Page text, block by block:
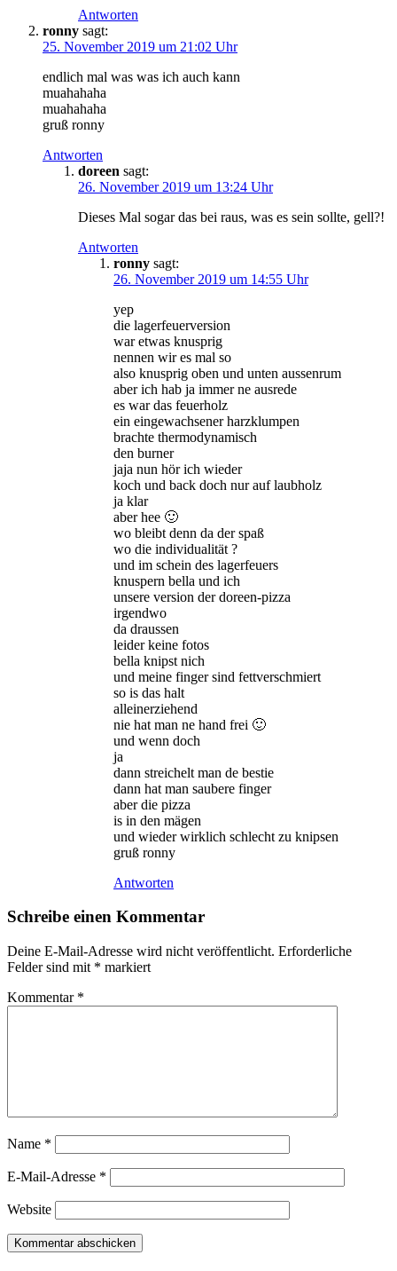
Antworten
ronny sagt:
25. November 2019 um 21:02 Uhr
endlich mal was was ich auch kann
muahahaha
muahahaha
gruß ronny
Antworten
doreen sagt:
26. November 2019 um 13:24 Uhr
Dieses Mal sogar das bei raus, was es sein sollte, gell?!
Antworten
ronny sagt:
26. November 2019 um 14:55 Uhr
yep
die lagerfeuerversion
war etwas knusprig
nennen wir es mal so
also knusprig oben und unten aussenrum
aber ich hab ja immer ne ausrede
es war das feuerholz
ein eingewachsener harzklumpen
brachte thermodynamisch
den burner
jaja nun hör ich wieder
koch und back doch nur auf laubholz
ja klar
aber hee 🙂
wo bleibt denn da der spaß
wo die individualität ?
und im schein des lagerfeuers
knuspern bella und ich
unsere version der doreen-pizza
irgendwo
da draussen
leider keine fotos
bella knipst nich
und meine finger sind fettverschmiert
so is das halt
alleinerziehend
nie hat man ne hand frei 🙂
und wenn doch
ja
dann streichelt man de bestie
dann hat man saubere finger
aber die pizza
is in den mägen
und wieder wirklich schlecht zu knipsen
gruß ronny
Antworten
Schreibe einen Kommentar
Deine E-Mail-Adresse wird nicht veröffentlicht. Erforderliche
Felder sind mit * markiert
Kommentar *
Name *
E-Mail-Adresse *
Website